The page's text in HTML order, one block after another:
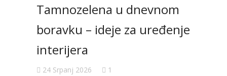
Tamnozelena u dnevnom
boravku – ideje za uređenje
interijera
24 Srpanj 2026 1